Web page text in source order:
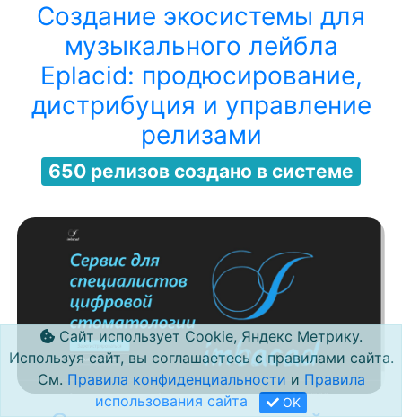
Создание экосистемы для
музыкального лейбла
Eplacid: продюсирование,
дистрибуция и управление
релизами
650 релизов создано в системе
Сайт использует Cookie, Яндекс Метрику.
Используя сайт, вы соглашаетесь с правилами сайта.
См. Правила конфиденциальности и Правила
использования сайта
OK